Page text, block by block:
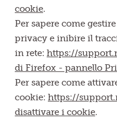
cookie.
Per sapere come
privacy e inibire il
in rete: https://
di Firefox - pannello
Per sapere come
cookie: https://
disattivare i cookie.